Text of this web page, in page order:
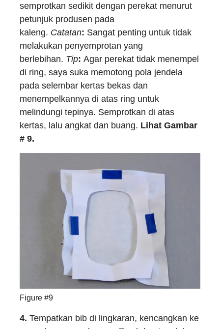
semprotkan sedikit dengan perekat menurut
petunjuk produsen pada
kaleng. Catatan: Sangat penting untuk tidak
melakukan penyemprotan yang
berlebihan. Tip: Agar perekat tidak menempel
di ring, saya suka memotong pola jendela
pada selembar kertas bekas dan
menempelkannya di atas ring untuk
melindungi tepinya. Semprotkan di atas
kertas, lalu angkat dan buang. Lihat Gambar
# 9.
Figure #9
4. Tempatkan bib di lingkaran, kencangkan ke